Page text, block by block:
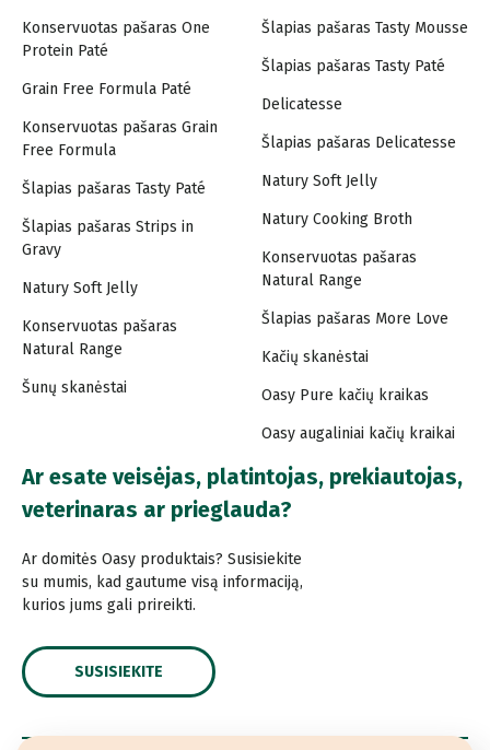
Konservuotas pašaras One
Protein Paté
Grain Free Formula Paté
Konservuotas pašaras Grain
Free Formula
Šlapias pašaras Tasty Paté
Šlapias pašaras Strips in
Gravy
Natury Soft Jelly
Konservuotas pašaras
Natural Range
Šunų skanėstai
Šlapias pašaras Tasty Mousse
Šlapias pašaras Tasty Paté
Delicatesse
Šlapias pašaras Delicatesse
Natury Soft Jelly
Natury Cooking Broth
Konservuotas pašaras
Natural Range
Šlapias pašaras More Love
Kačių skanėstai
Oasy Pure kačių kraikas
Oasy augaliniai kačių kraikai
Ar esate veisėjas, platintojas, prekiautojas,
veterinaras ar prieglauda?
Ar domitės Oasy produktais? Susisiekite
su mumis, kad gautume visą informaciją,
kurios jums gali prireikti.
SUSISIEKITE